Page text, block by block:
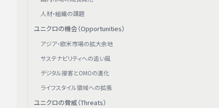
人材・組織の課題
ユニクロの機会（Opportunities）
アジア・欧米市場の拡大余地
サステナビリティへの追い風
デジタル接客とOMOの進化
ライフスタイル領域への拡張
ユニクロの脅威（Threats）